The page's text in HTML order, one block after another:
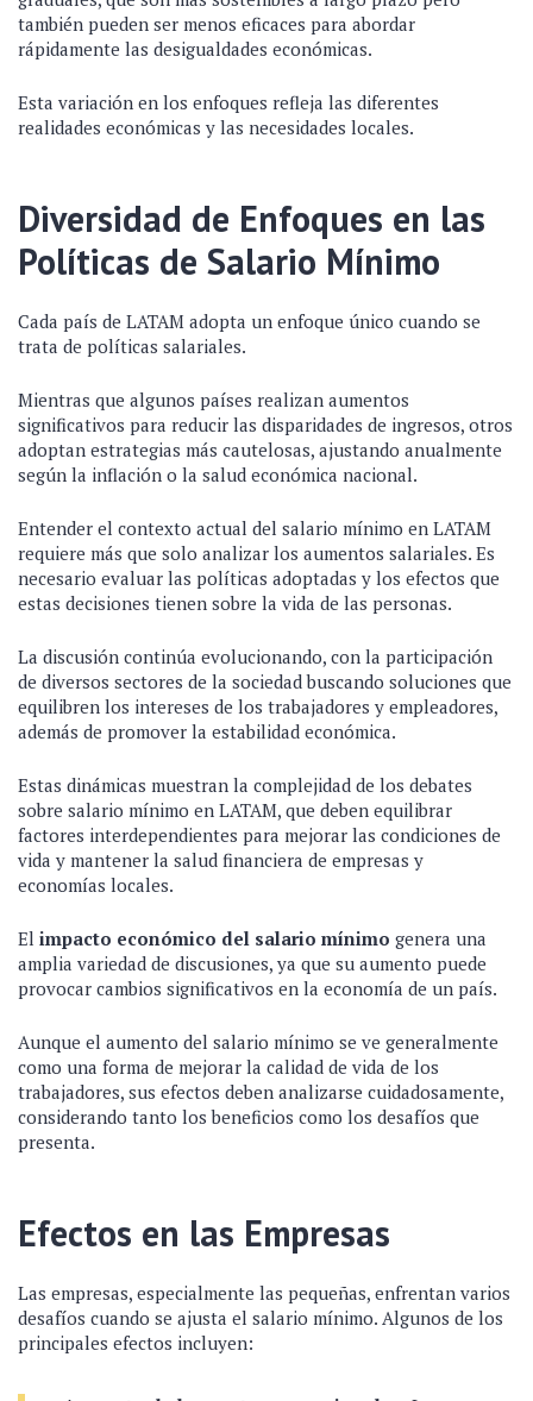
también pueden ser menos eficaces para abordar
rápidamente las desigualdades económicas.
Esta variación en los enfoques refleja las diferentes
realidades económicas y las necesidades locales.
Diversidad de Enfoques en las
Políticas de Salario Mínimo
Cada país de LATAM adopta un enfoque único cuando se
trata de políticas salariales.
Mientras que algunos países realizan aumentos
significativos para reducir las disparidades de ingresos, otros
adoptan estrategias más cautelosas, ajustando anualmente
según la inflación o la salud económica nacional.
Entender el contexto actual del salario mínimo en LATAM
requiere más que solo analizar los aumentos salariales. Es
necesario evaluar las políticas adoptadas y los efectos que
estas decisiones tienen sobre la vida de las personas.
La discusión continúa evolucionando, con la participación
de diversos sectores de la sociedad buscando soluciones que
equilibren los intereses de los trabajadores y empleadores,
además de promover la estabilidad económica.
Estas dinámicas muestran la complejidad de los debates
sobre salario mínimo en LATAM, que deben equilibrar
factores interdependientes para mejorar las condiciones de
vida y mantener la salud financiera de empresas y
economías locales.
El impacto económico del salario mínimo genera una
amplia variedad de discusiones, ya que su aumento puede
provocar cambios significativos en la economía de un país.
Aunque el aumento del salario mínimo se ve generalmente
como una forma de mejorar la calidad de vida de los
trabajadores, sus efectos deben analizarse cuidadosamente,
considerando tanto los beneficios como los desafíos que
presenta.
Efectos en las Empresas
Las empresas, especialmente las pequeñas, enfrentan varios
desafíos cuando se ajusta el salario mínimo. Algunos de los
principales efectos incluyen: